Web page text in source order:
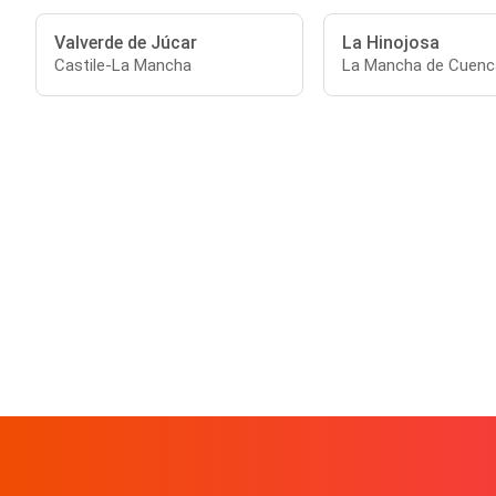
Valverde de Júcar
Castile-La Mancha
La Hinojosa
La Mancha de